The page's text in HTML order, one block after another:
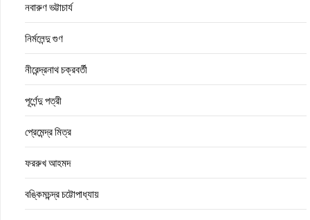
নবারুণ ভট্টাচার্য
নির্মলেন্দু গুণ
নীরেন্দ্রনাথ চক্রবর্তী
পূর্ণেন্দু পত্রী
প্রেমেন্দ্র মিত্র
ফররুখ আহমদ
বঙ্কিমচন্দ্র চট্টোপাধ্যায়